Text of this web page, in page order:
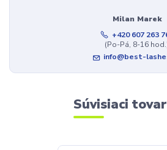
Milan Marek
+420 607 263
(Po-Pá, 8-16
info@best-
Súvisiaci tovar